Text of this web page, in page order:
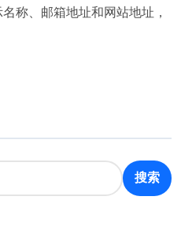
称、邮箱地址和网站地址，
搜索